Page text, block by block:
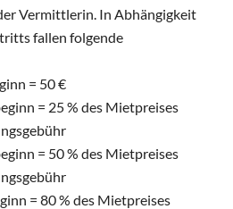
Vermittlerin. In Abhängigkeit
fallen folgende
= 50 €
= 25 % des Mietpreises
= 50 % des Mietpreises
= 80 % des Mietpreises